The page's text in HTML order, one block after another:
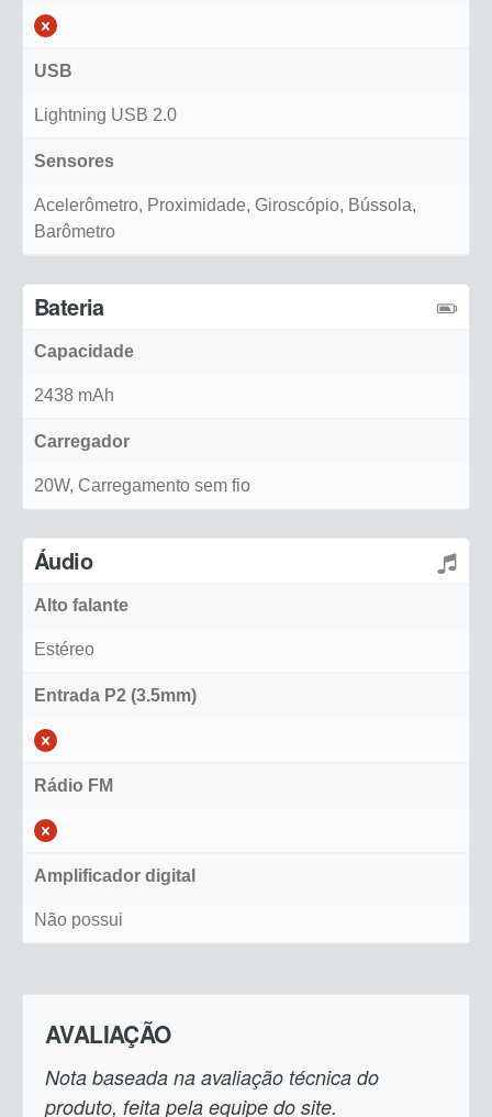
USB
Lightning USB 2.0
Sensores
Acelerômetro, Proximidade, Giroscópio, Bússola,
Barômetro
Bateria
Capacidade
2438 mAh
Carregador
20W, Carregamento sem fio
Áudio
Alto falante
Estéreo
Entrada P2 (3.5mm)
Rádio FM
Amplificador digital
Não possui
AVALIAÇÃO
Nota baseada na avaliação técnica do
produto, feita pela equipe do site.